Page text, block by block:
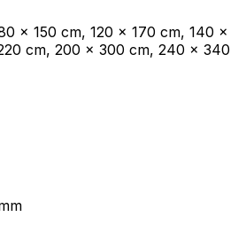
x 150 cm, 120 x 170 cm, 140 x
cm, 200 x 300 cm, 240 x 340